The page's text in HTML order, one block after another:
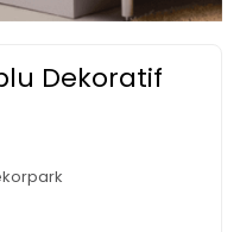
Dekoratif